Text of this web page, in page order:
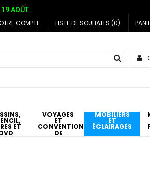
AOÛT
COMPTE LISTE DE SOUHAITS (0)
ET
VOYAGES
ET
CONVENTIONS
DE
MOBILIERS
ET
ÉCLAIRAGES